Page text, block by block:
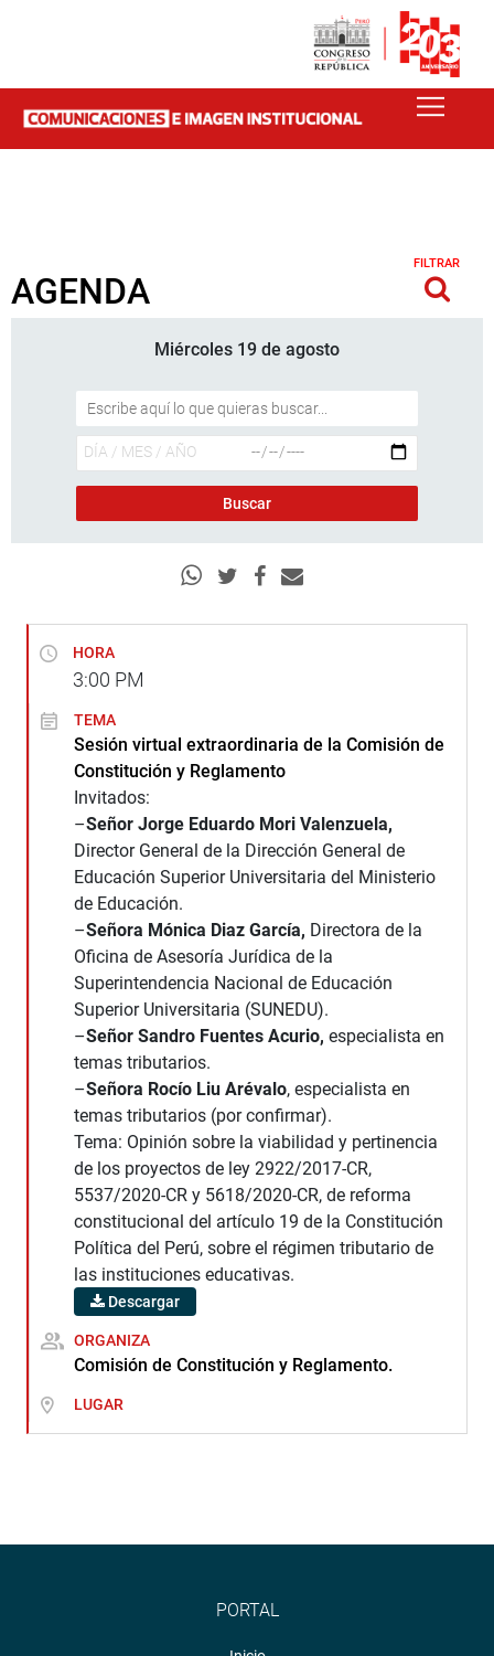
AGENDA
FILTRAR
Miércoles 19 de agosto
HORA
3:00 PM
TEMA
Sesión virtual extraordinaria de la Comisión de
Constitución y Reglamento
Invitados:
–Señor Jorge Eduardo Mori Valenzuela,
Director General de la Dirección General de
Educación Superior Universitaria del Ministerio
de Educación.
–Señora Mónica Diaz García, Directora de la
Oficina de Asesoría Jurídica de la
Superintendencia Nacional de Educación
Superior Universitaria (SUNEDU).
–Señor Sandro Fuentes Acurio, especialista en
temas tributarios.
–Señora Rocío Liu Arévalo, especialista en
temas tributarios (por confirmar).
Tema: Opinión sobre la viabilidad y pertinencia
de los proyectos de ley 2922/2017-CR,
5537/2020-CR y 5618/2020-CR, de reforma
constitucional del artículo 19 de la Constitución
Política del Perú, sobre el régimen tributario de
las instituciones educativas.
Descargar
ORGANIZA
Comisión de Constitución y Reglamento.
LUGAR
PORTAL